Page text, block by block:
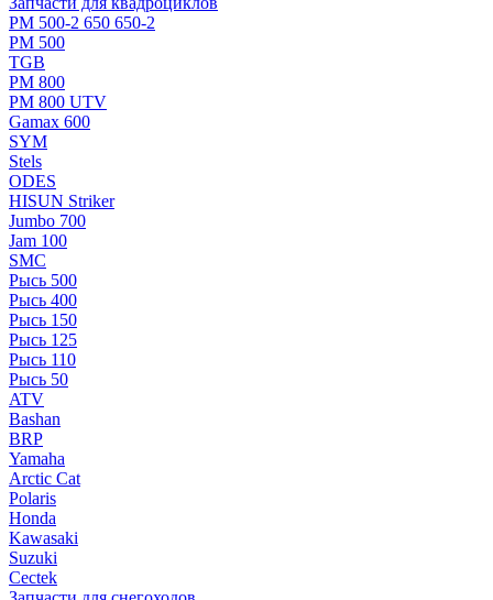
РМ 500-2 650 650-2
РМ 500
TGB
РМ 800
РМ 800 UTV
Gamax 600
SYM
Stels
ОDЕS
HISUN Striker
Jumbo 700
Jam 100
SMC
Рысь 500
Рысь 400
Рысь 150
Рысь 125
Рысь 110
Рысь 50
ATV
Bashan
BRP
Yamaha
Arctic Cat
Polaris
Honda
Kawasaki
Suzuki
Cectek